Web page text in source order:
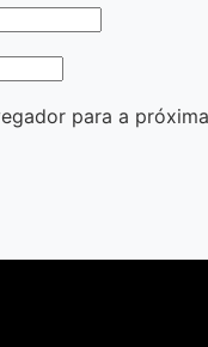
para a